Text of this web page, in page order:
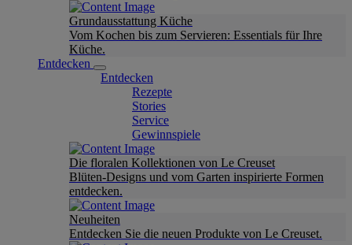
Grundausstattung Küche
Vom Kochen bis zum Servieren: Essentials für Ihre
Küche.
Entdecken
Entdecken
Rezepte
Stories
Service
Gewinnspiele
Die floralen Kollektionen von Le Creuset
Blüten-Designs und vom Garten inspirierte Formen
entdecken.
Neuheiten
Entdecken Sie die neuen Produkte von Le Creuset.